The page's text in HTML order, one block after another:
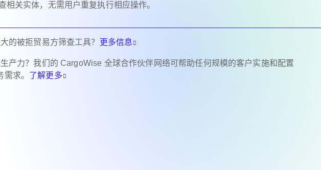
相关实体，无需用户重复执行相应操作。
的被拒贸易方筛查工具？ 更多信息
产力？我们的 CargoWise 全球合作伙伴网络可帮助任何规模的客户实施和配置
求。 了解更多